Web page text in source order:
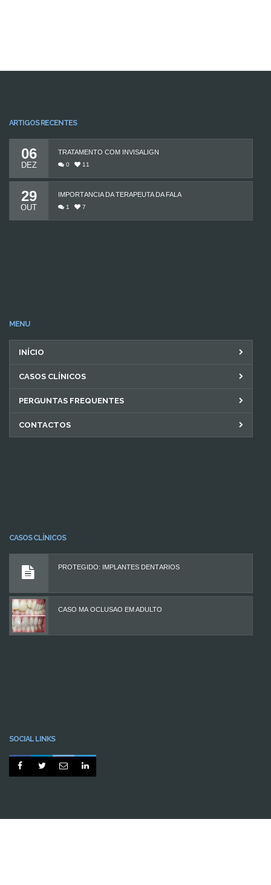
ARTIGOS RECENTES
06
DEZ
TRATAMENTO COM INVISALIGN
0 11
29
OUT
IMPORTÂNCIA DA TERAPEUTA DA FALA
1 7
MENU
INÍCIO
CASOS CLÍNICOS
PERGUNTAS FREQUENTES
CONTACTOS
CASOS CLÍNICOS
PROTEGIDO: IMPLANTES DENTÁRIOS
CASO MÁ OCLUSÃO EM ADULTO
SOCIAL LINKS
   